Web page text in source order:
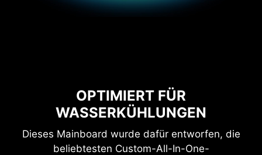
OPTIMIERT FÜR
WASSERKÜHLUNGEN
Dieses Mainboard wurde dafür entworfen, die
beliebtesten Custom-All-In-One-